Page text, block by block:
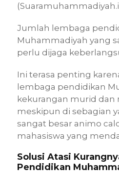
Jumlah lembaga
Muhammadiyah yang
perlu dijaga
Ini terasa penting
lembaga pendidikan
kekurangan murid dan
meskipun di sebagian
sangat besar animo
mahasiswa yang
Solusi Atasi
Pendidikan